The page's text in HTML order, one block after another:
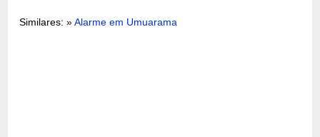
Similares: »Alarme em Umuarama